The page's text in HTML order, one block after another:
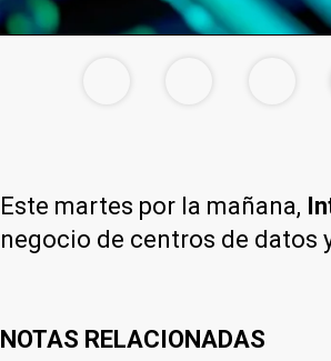
Este martes por la mañana,
negocio de centros de datos
NOTAS RELACIONADAS